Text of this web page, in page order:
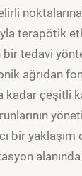
terapötik
bir tedavi
ağrıdan
kadar çeşitli
bir